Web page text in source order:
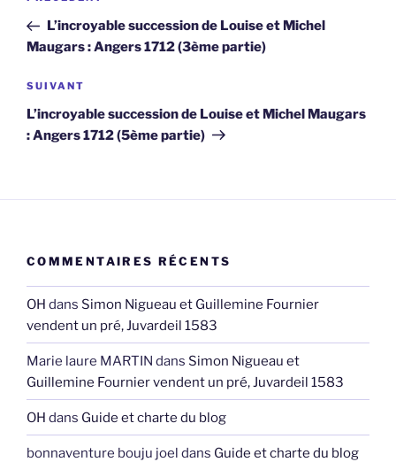
l’article
précédent
L’incroyable succession de Louise et Michel
Maugars : Angers 1712 (3ème partie)
Article
suivant
SUIVANT
L’incroyable succession de Louise et Michel Maugars
: Angers 1712 (5ème partie)
COMMENTAIRES RÉCENTS
OH dans Simon Nigueau et Guillemine Fournier
vendent un pré, Juvardeil 1583
Marie laure MARTIN dans Simon Nigueau et
Guillemine Fournier vendent un pré, Juvardeil 1583
OH dans Guide et charte du blog
bonnaventure bouju joel dans Guide et charte du blog